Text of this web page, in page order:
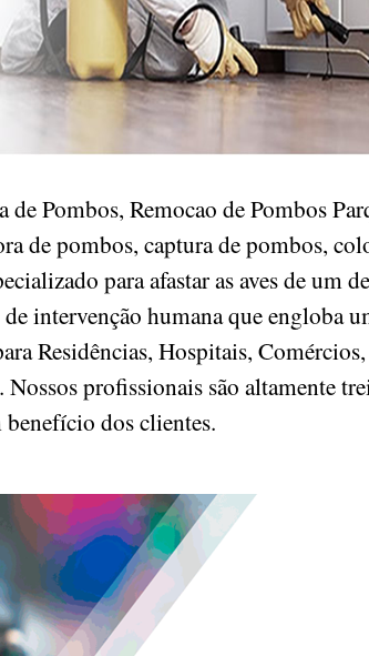
Pombos, Remocao de Pombos
de pombos, captura de pombos,
para afastar as aves de um
intervenção humana que engloba
Residências, Hospitais, Comércios,
profissionais são altamente
benefício dos clientes.